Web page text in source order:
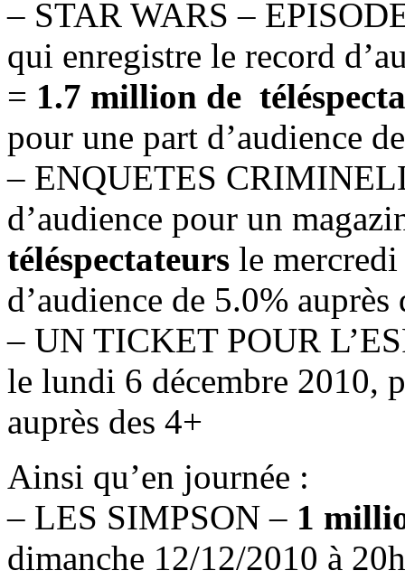
– STAR WARS –
qui enregistre le record
= 1.7 million de
pour une part d’audience
– ENQUETES
d’audience pour un
téléspectateurs le
d’audience de 5.0% auprès
– UN TICKET POUR
le lundi 6 décembre 2010,
auprès des 4+
Ainsi qu’en journée :
– LES SIMPSON – 1
dimanche 12/12/2010 à